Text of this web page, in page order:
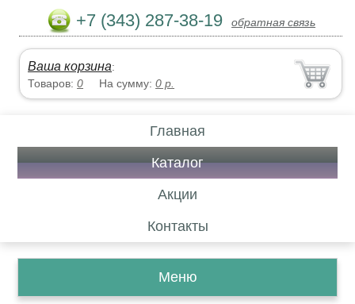
+7 (343) 287-38-19 обратная связь
Ваша корзина:
Товаров:0 На сумму:0 р.
Главная
Каталог
Акции
Контакты
Меню